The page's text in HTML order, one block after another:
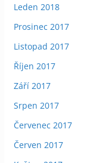
Leden 2018
Prosinec 2017
Listopad 2017
Říjen 2017
Září 2017
Srpen 2017
Červenec 2017
Červen 2017